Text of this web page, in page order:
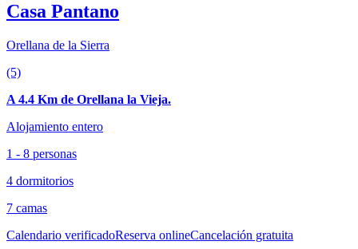
Casa Pantano
Orellana de la Sierra
(5)
A 4.4 Km de Orellana la Vieja.
Alojamiento entero
1 - 8 personas
4 dormitorios
7 camas
Calendario verificadoReserva onlineCancelación gratuita